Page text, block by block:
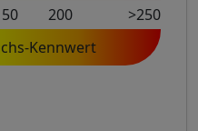
200
>250
Kennwert